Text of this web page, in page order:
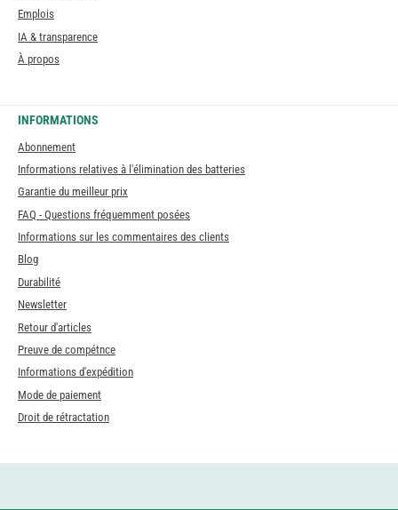
Emplois
IA & transparence
À propos
INFORMATIONS
Abonnement
Informations relatives à l'élimination des batteries
Garantie du meilleur prix
FAQ - Questions fréquemment posées
Informations sur les commentaires des clients
Blog
Durabilité
Newsletter
Retour d'articles
Preuve de compétnce
Informations d'expédition
Mode de paiement
Droit de rétractation